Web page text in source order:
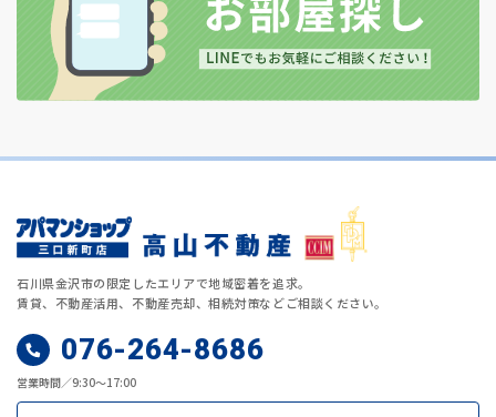
石川県金沢市の限定したエリアで地域密着を追求。
賃貸、不動産活用、不動産売却、相続対策などご相談ください。
076-264-8686
営業時間／9:30～17:00